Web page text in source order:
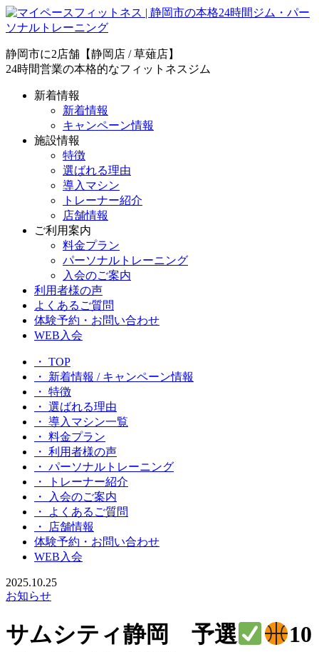
静岡市に2店舗【静岡店 / 草薙店】
24時間営業の本格的なフィットネスジム
新着情報
新着情報
キャンペーン情報
施設情報
特徴
選ばれる理由
導入マシン
トレーナー紹介
店舗情報
ご利用案内
料金プラン
パーソナルトレーニング
入会のご案内
利用者様の声
よくあるご質問
体験予約・お問い合わせ
WEB入会
・ TOP
・ 新着情報 / キャンペーン情報
・ 特徴
・ 選ばれる理由
・ 導入マシン一覧
・ 料金プラン
・ 利用者様の声
・ パーソナルトレーニング
・ トレーナー紹介
・ 入会のご案内
・ よくあるご質問
・ 店舗情報
体験予約・お問い合わせ
WEB入会
2025.10.25
お知らせ
サムシティ静岡 予選
10